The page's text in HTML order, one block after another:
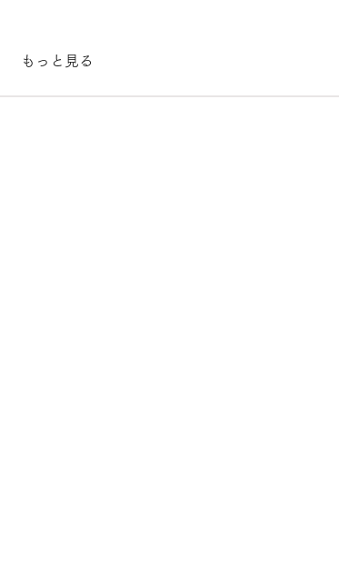
もっと見る